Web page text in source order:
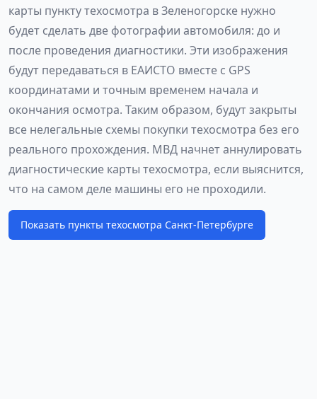
карты пункту техосмотра в Зеленогорске нужно
будет сделать две фотографии автомобиля: до и
после проведения диагностики. Эти изображения
будут передаваться в ЕАИСТО вместе с GPS
координатами и точным временем начала и
окончания осмотра. Таким образом, будут закрыты
все нелегальные схемы покупки техосмотра без его
реального прохождения. МВД начнет аннулировать
диагностические карты техосмотра, если выяснится,
что на самом деле машины его не проходили.
Показать пункты техосмотра Санкт-Петербурге